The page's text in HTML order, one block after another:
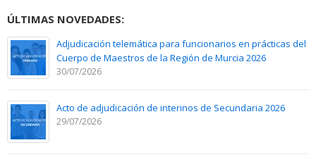
ÚLTIMAS NOVEDADES:
Adjudicación telemática para funcionarios en prácticas del
Cuerpo de Maestros de la Región de Murcia 2026
30/07/2026
Acto de adjudicación de interinos de Secundaria 2026
29/07/2026